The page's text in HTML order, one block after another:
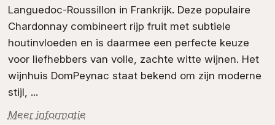
Languedoc-Roussillon in Frankrijk. Deze populaire
Chardonnaycombineert rijp fruit met subtiele
houtinvloeden en is daarmee een perfecte keuze
voor liefhebbers van volle, zachte witte wijnen. Het
wijnhuis DomPeynac staat bekend om zijn moderne
stijl, ...
Meer informatie